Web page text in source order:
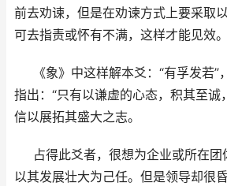
前去劝谏，但是在劝谏方式上要采取
可去指责或怀有不满，这样才能见效。
《象》中这样解本爻：“有孚发若
指出：“只有以谦虚的心态，积其至诚
信以展拓其盛大之志。
占得此爻者，很想为企业或所在团
以其发展壮大为己任。但是领导却很